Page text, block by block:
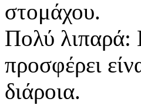
στομάχου.
Πολύ λιπαρά:
προσφέρει
διάροια.